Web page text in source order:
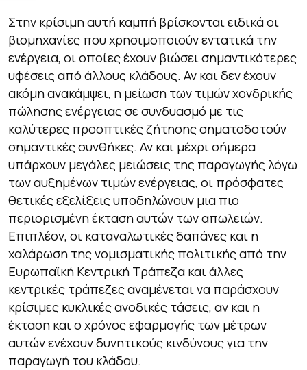
Στην κρίσιμη αυτή καμπή βρίσκονται ειδικά οι
βιομηχανίες που χρησιμοποιούν εντατικά την
ενέργεια, οι οποίες έχουν βιώσει σημαντικότερες
υφέσεις από άλλους κλάδους. Αν και δεν έχουν
ακόμη ανακάμψει, η μείωση των τιμών χονδρικής
πώλησης ενέργειας σε συνδυασμό με τις
καλύτερες προοπτικές ζήτησης σηματοδοτούν
σημαντικές συνθήκες. Αν και μέχρι σήμερα
υπάρχουν μεγάλες μειώσεις της παραγωγής λόγω
των αυξημένων τιμών ενέργειας, οι πρόσφατες
θετικές εξελίξεις υποδηλώνουν μια πιο
περιορισμένη έκταση αυτών των απωλειών.
Επιπλέον, οι καταναλωτικές δαπάνες και η
χαλάρωση της νομισματικής πολιτικής από την
Ευρωπαϊκή Κεντρική Τράπεζα και άλλες
κεντρικές τράπεζες αναμένεται να παράσχουν
κρίσιμες κυκλικές ανοδικές τάσεις, αν και η
έκταση και ο χρόνος εφαρμογής των μέτρων
αυτών ενέχουν δυνητικούς κινδύνους για την
παραγωγή του κλάδου.